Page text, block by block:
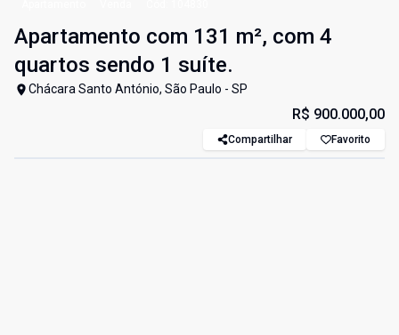
Apartamento com 131 m², com 4
quartos sendo 1 suíte.
Chácara Santo António, São Paulo - SP
R$ 900.000,00
Compartilhar Favorito